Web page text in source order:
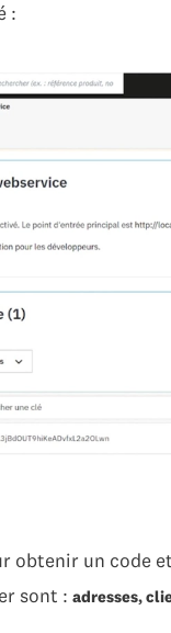
:
obtenir un code
sont : adresses,